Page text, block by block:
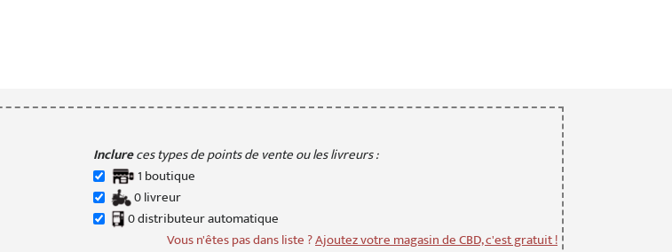
Inclureces types de points de vente ou les livreurs :
1 boutique
0livreur
0distributeurautomatique
Vous n'êtes pas dans liste ?Ajoutez votre magasin de CBD, c'est gratuit !